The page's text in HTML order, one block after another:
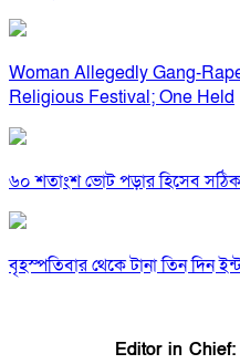
Woman Allegedly Gang-
Religious Festival; One Held
৬০ শতাংশ ভোট পড়ার হিসেব
বৃহস্পতিবার থেকে টানা তিন দিন
Editor in